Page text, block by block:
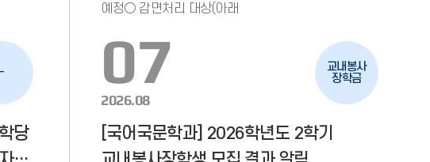
예정○ 감면처리 대상(아래
-
교내봉사
장학금
07
2026.08
[국어국문학과] 2026학년도 2학기